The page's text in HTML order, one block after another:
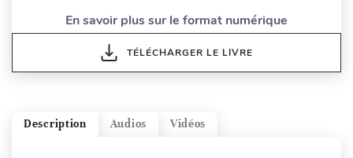
En savoir plus sur le format numérique
TÉLÉCHARGER LE LIVRE
Vidéos
Audios
Description